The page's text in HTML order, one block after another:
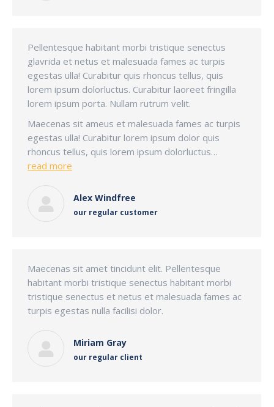
Pellentesque habitant morbi tristique senectus
glavrida et netus et malesuada fames ac turpis
egestas ulla! Curabitur quis rhoncus tellus, quis
lorem ipsum dolorluctus. Curabitur laoreet fringilla
lorem ipsum porta. Nullam rutrum velit.
Maecenas sit ameus et malesuada fames ac turpis
egestas ulla! Curabitur lorem ipsum dolor quis
rhoncus tellus, quis lorem ipsum dolorluctus…
read more
Alex Windfree
our regular customer
Maecenas sit amet tincidunt elit. Pellentesque
habitant morbi tristique senectus habitant morbi
tristique senectus et netus et malesuada fames ac
turpis egestas nulla facilisi dolor.
Miriam Gray
our regular client